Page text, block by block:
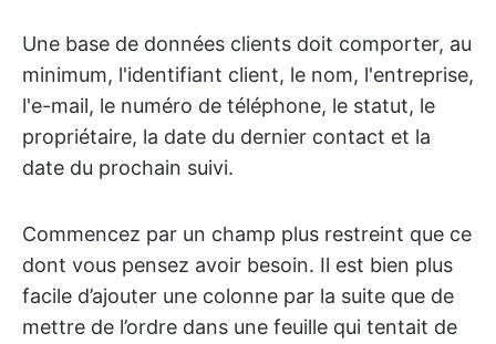
Une base de données clients doit comporter, au
minimum, l'identifiant client, le nom, l'entreprise,
l'e-mail, le numéro de téléphone, le statut, le
propriétaire, la date du dernier contact et la
date du prochain suivi.
Commencez par un champ plus restreint que ce
dont vous pensez avoir besoin. Il est bien plus
facile d’ajouter une colonne par la suite que de
mettre de l’ordre dans une feuille qui tentait de